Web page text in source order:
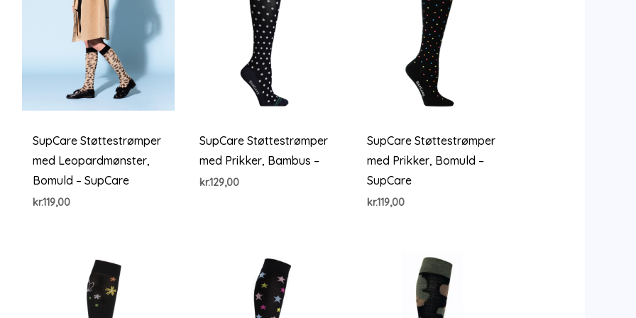
SupCare Støttestrømper
med Leopardmønster,
Bomuld – SupCare
kr.119,00
SupCare Støttestrømper
med Prikker, Bambus –
kr.129,00
SupCare Støttestrømper
med Prikker, Bomuld –
SupCare
kr.119,00